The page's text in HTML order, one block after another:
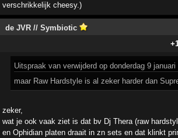
verschrikkelijk cheesy.)
de JVR // Symbiotic
Uitspraak van verwijderd op donderdag 9
maar Raw Hardstyle is al zeker harder dan
zeker,
wat je ook vaak ziet is dat bv Dj Thera (raw
en Ophidian platen draait in zn sets en dat klinkt